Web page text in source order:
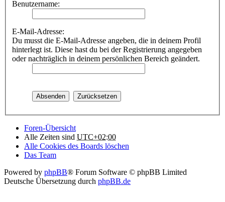
Benutzername:
E-Mail-Adresse:
Du musst die E-Mail-Adresse angeben, die in deinem Profil
hinterlegt ist. Diese hast du bei der Registrierung angegeben
oder nachträglich in deinem persönlichen Bereich geändert.
Foren-Übersicht
Alle Zeiten sind UTC+02:00
Alle Cookies des Boards löschen
Das Team
Powered by phpBB® Forum Software © phpBB Limited
Deutsche Übersetzung durch phpBB.de